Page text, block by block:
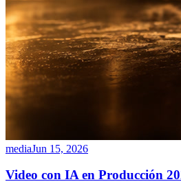
mediaJun 15, 2026
Video con IA en Producción